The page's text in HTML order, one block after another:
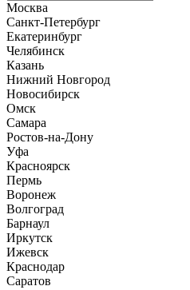
Москва
Санкт-Петербург
Екатеринбург
Челябинск
Казань
Нижний Новгород
Новосибирск
Омск
Самара
Ростов-на-Дону
Уфа
Красноярск
Пермь
Воронеж
Волгоград
Барнаул
Иркутск
Ижевск
Краснодар
Саратов